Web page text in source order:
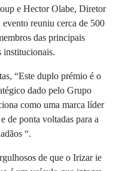
e Hector Olabe, Diretor
reuniu cerca de 500
das principais
institucionais.
“Este duplo prémio é o
dado pelo Grupo
como uma marca líder
de ponta voltadas para a
“.
de que o Irizar ie